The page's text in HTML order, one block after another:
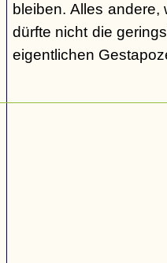
bleiben. Alles
dürfte nicht die
eigentlichen